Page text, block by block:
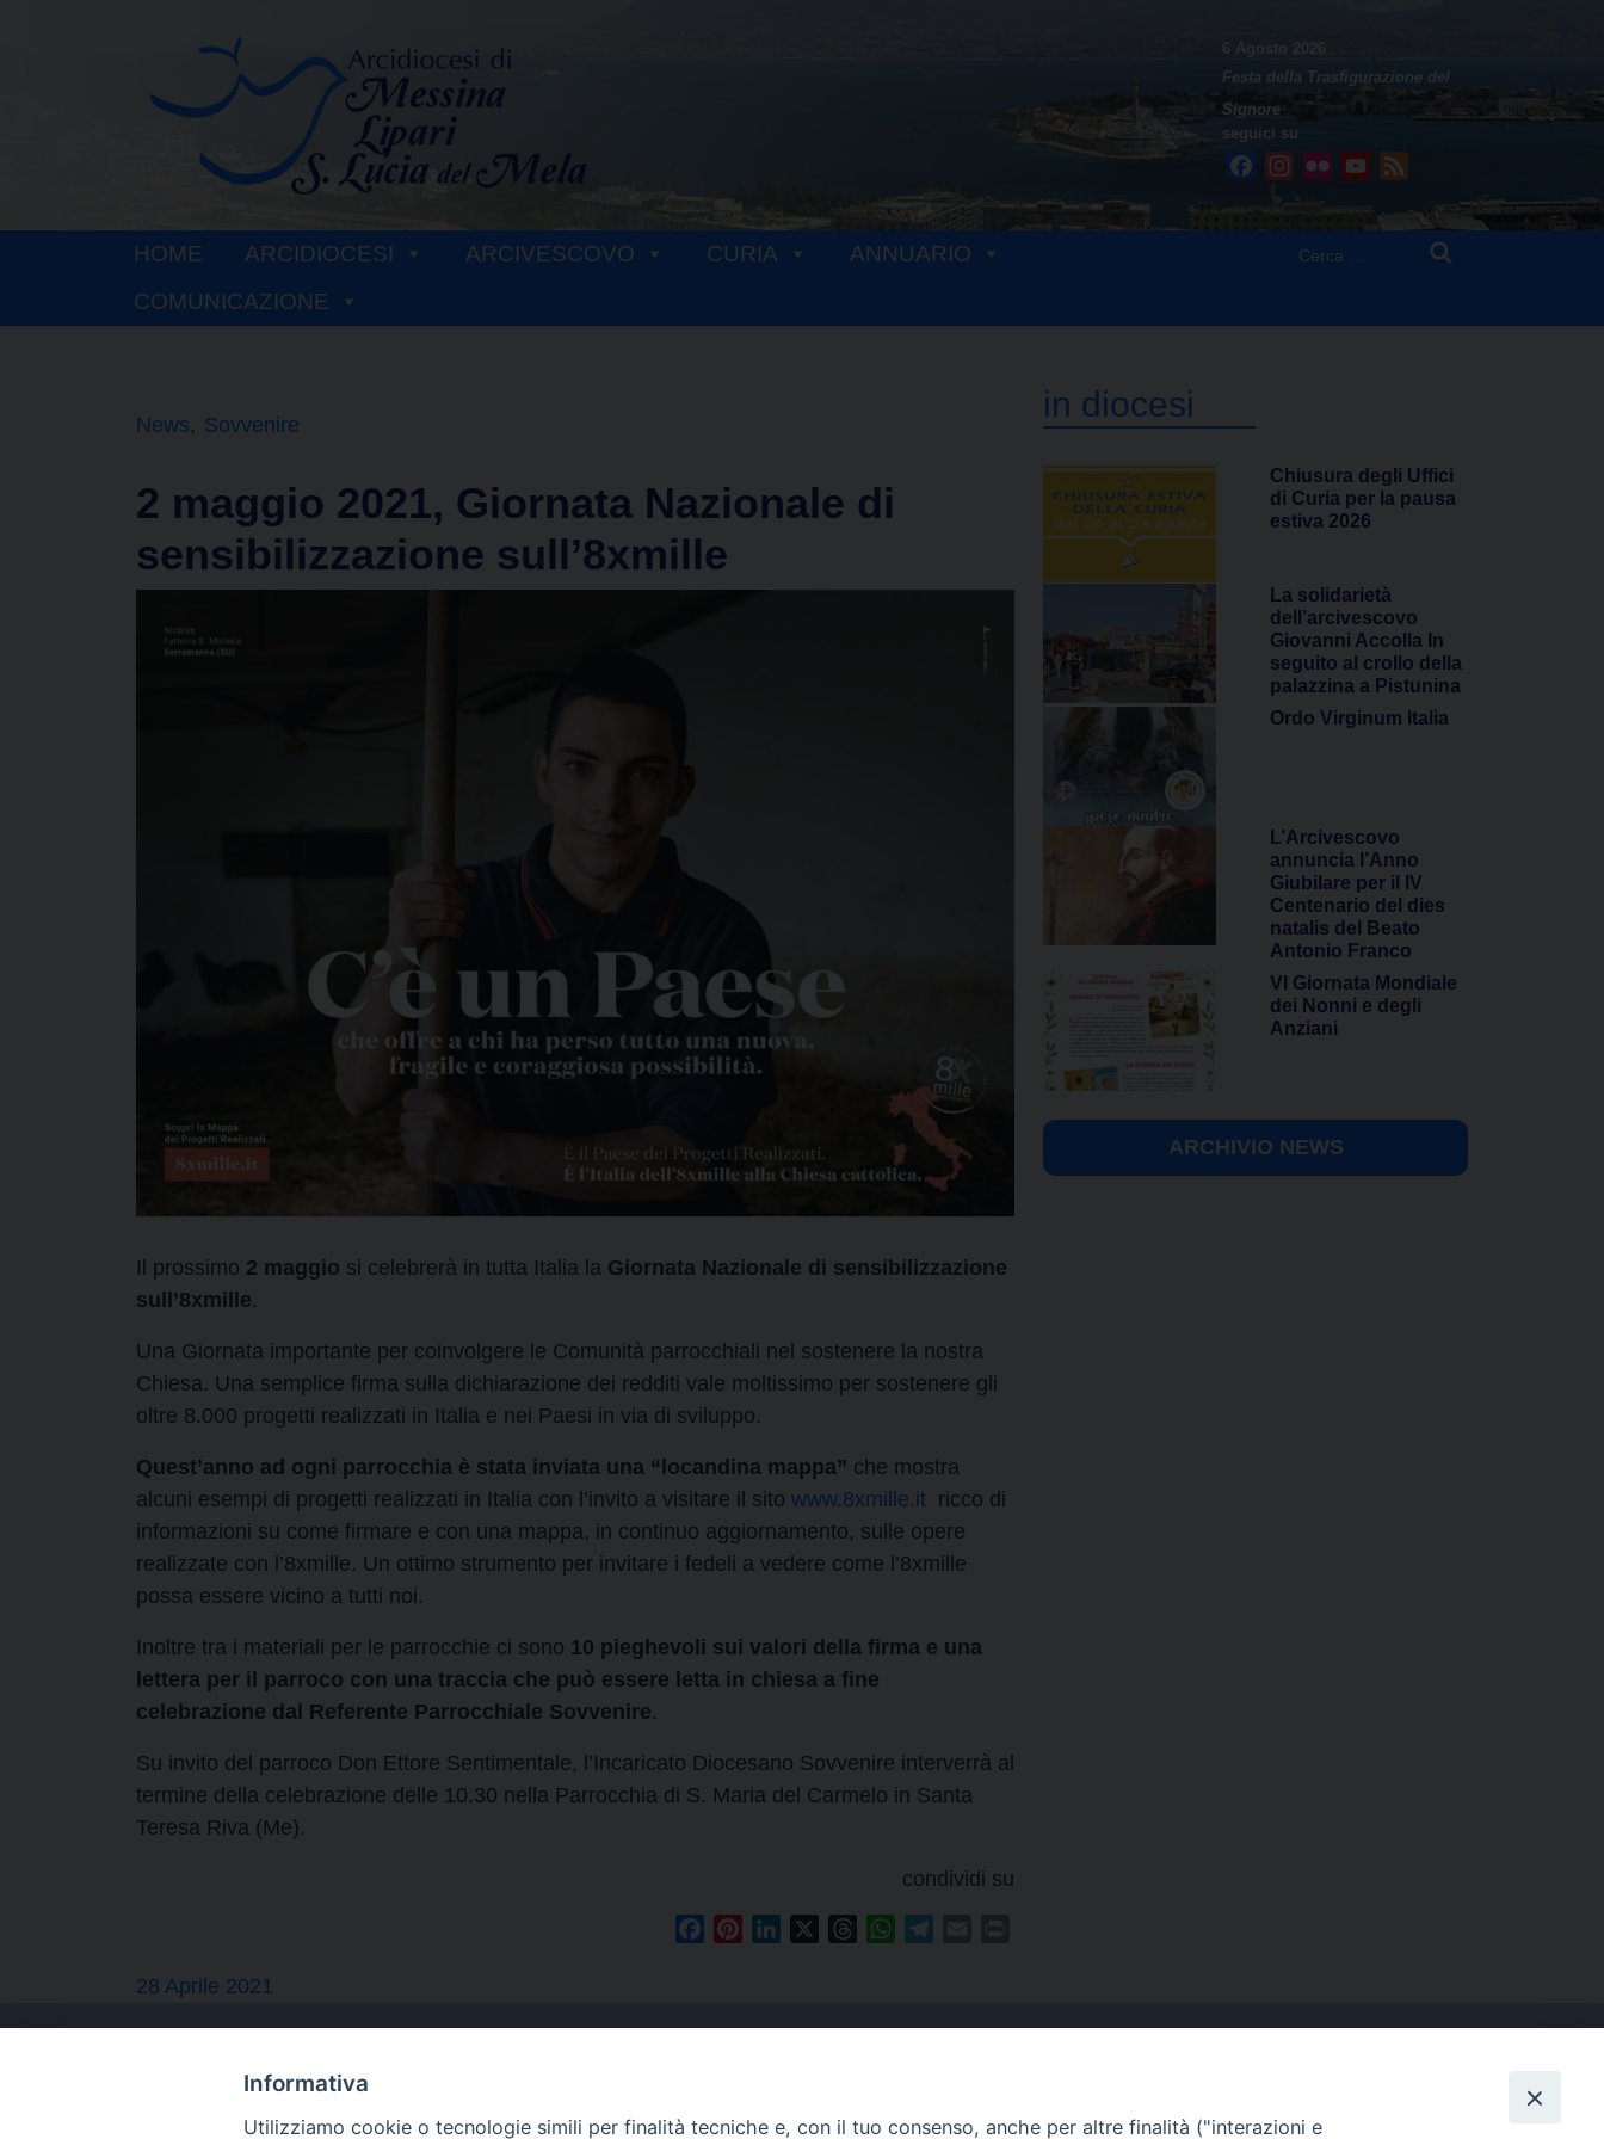
6 Agosto 2026
Festa della Trasfigurazione del
Signore
seguici su
FacebookInstagram
Flickr YouTube
HOME ARCIDIOCESI ARCIVESCOVO CURIA
ANNUARIO
COMUNICAZIONE
News Sovvenire
2 maggio 2021, Giornata Nazionale di
sensibilizzazione sull’8xmille
Il prossimo 2 maggio si celebrerà in tutta Italia la Giornata Nazionale di sensibilizzazione
sull’8xmille.
Una Giornata importante per coinvolgere le Comunità parrocchiali nel sostenere la nostra
Chiesa. Una semplice firma sulla dichiarazione dei redditi vale moltissimo per sostenere gli
oltre 8.000 progetti realizzati in Italia e nei Paesi in via di sviluppo.
Quest’anno ad ogni parrocchia è stata inviata una “locandina mappa” che mostra
alcuni esempi di progetti realizzati in Italia con l’invito a visitare il sito www.8xmille.it ricco di
informazioni su come firmare e con una mappa, in continuo aggiornamento, sulle opere
realizzate con l’8xmille. Un ottimo strumento per invitare i fedeli a vedere come l’8xmille
possa essere vicino a tutti noi.
Inoltre tra i materiali per le parrocchie ci sono 10 pieghevoli sui valori della firma e una
lettera per il parroco con una traccia che può essere letta in chiesa a fine
celebrazione dal Referente Parrocchiale Sovvenire.
Su invito del parroco Don Ettore Sentimentale, l’Incaricato Diocesano Sovvenire interverrà al
termine della celebrazione delle 10.30 nella Parrocchia di S. Maria del Carmelo in Santa
Teresa Riva (Me).
condividi su
FacebookPinterestLinkedIn ThreadsWhatsApp
28 Aprile 2021
in diocesi
Chiusura degli Uffici
di Curia per la pausa
estiva 2026
La solidarietà
dell’arcivescovo
Giovanni Accolla In
seguito al crollo della
palazzina a Pistunina
Ordo Virginum Italia
L’Arcivescovo
annuncia l’Anno
Giubilare per il IV
Centenario del dies
natalis del Beato
Antonio Franco
VI Giornata Mondiale
dei Nonni e degli
Anziani
ARCHIVIO NEWS
Indirizzo Contatti
Informativa
Utilizziamo cookie o tecnologie simili per finalità tecniche e, con il tuo consenso, anche per altre finalità ("interazioni e